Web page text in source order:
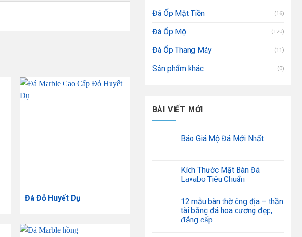
Đá Ốp Mặt Tiền (16)
Đá Ốp Mộ (120)
Đá Ốp Thang Máy (11)
Sản phẩm khác (0)
BÀI VIẾT MỚI
Báo Giá Mộ Đá Mới Nhất
Kích Thước Mặt Bàn Đá
Lavabo Tiêu Chuẩn
12 mẫu bàn thờ ông địa – thần
tài bằng đá hoa cương đẹp,
đẳng cấp
Đá Đỏ Huyết Dụ